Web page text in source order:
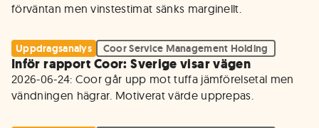
förväntan men vinstestimat sänks marginellt.
Uppdragsanalys Coor Service Management Holding
Inför rapport Coor: Sverige visar vägen
2026-06-24: Coor går upp mot tuffa jämförelsetal men
vändningen hägrar. Motiverat värde upprepas.